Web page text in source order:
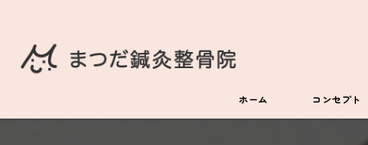
ホーム コンセプト